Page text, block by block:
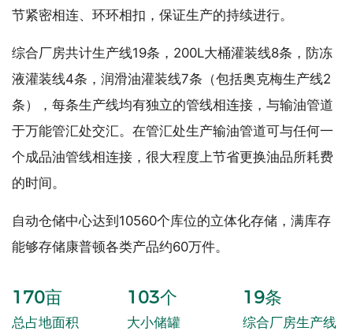
节紧密相连、环环相扣，保证生产的持续进行。
综合厂房共计生产线19条，200L大桶灌装线8条，防冻
液灌装线4条，润滑油灌装线7条（包括奥克梅生产线2
条），每条生产线均有独立的管线相连接，与输油管道
于万能管汇处交汇。在管汇处生产输油管道可与任何一
个成品油管线相连接，很大程度上节省更换油品所耗费
的时间。
自动仓储中心达到10560个库位的立体化存储，满库存
能够存储康普顿各类产品约60万件。
170亩
总占地面积
103个
大小储罐
19条
综合厂房生产线